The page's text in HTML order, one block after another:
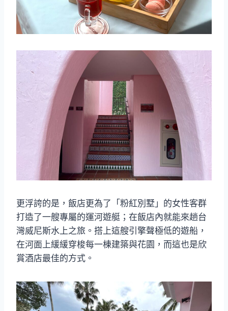
更浮誇的是，飯店更為了「粉紅別墅」的女性客群
打造了一艘專屬的運河遊艇；在飯店內就能來趟台
灣威尼斯水上之旅。搭上這艘引擎聲極低的遊船，
在河面上緩緩穿梭每一棟建築與花園，而這也是欣
賞酒店最佳的方式。